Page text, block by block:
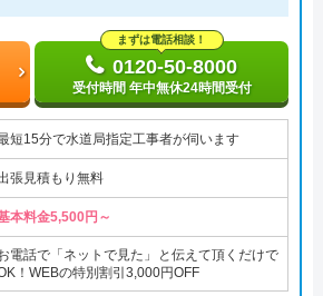
まずは電話相談！
0120-50-8000
受付時間 年中無休24時間受付
短15分で水道局指定工事者が伺います
張見積もり無料
本料金5,500円～
電話で「ネットで見た」と伝えて頂くだけで
！WEBの特別割引3,000円OFF